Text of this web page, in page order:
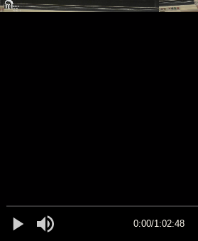
0:00/1:02:48